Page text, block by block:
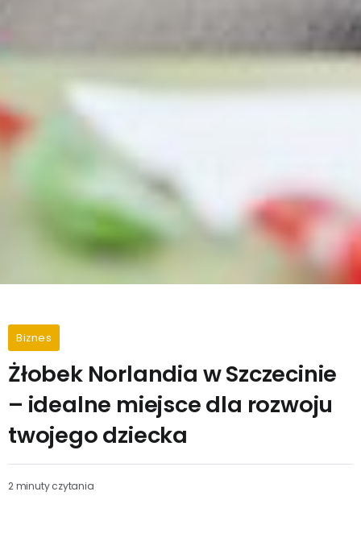
Biznes
Żłobek Norlandia w Szczecinie
– idealne miejsce dla rozwoju
twojego dziecka
2 minuty czytania